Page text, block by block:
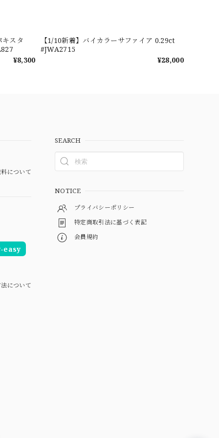
スタ
¥8,300
【1/10新着】バイカラーサファイア 0.29ct
#JWA2715
¥28,000
について
easy
について
SEARCH
NOTICE
プライバシーポリシー
特定商取引法に基づく表記
会員規約